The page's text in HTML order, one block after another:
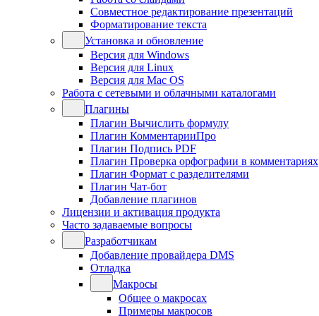
Совместное редактирование презентаций
Форматирование текста
Установка и обновление
Версия для Windows
Версия для Linux
Версия для Mac OS
Работа с сетевыми и облачными каталогами
Плагины
Плагин Вычислить формулу
Плагин КомментарииПро
Плагин Подпись PDF
Плагин Проверка орфографии в комментариях
Плагин Формат с разделителями
Плагин Чат-бот
Добавление плагинов
Лицензии и активация продукта
Часто задаваемые вопросы
Разработчикам
Добавление провайдера DMS
Отладка
Макросы
Общее о макросах
Примеры макросов